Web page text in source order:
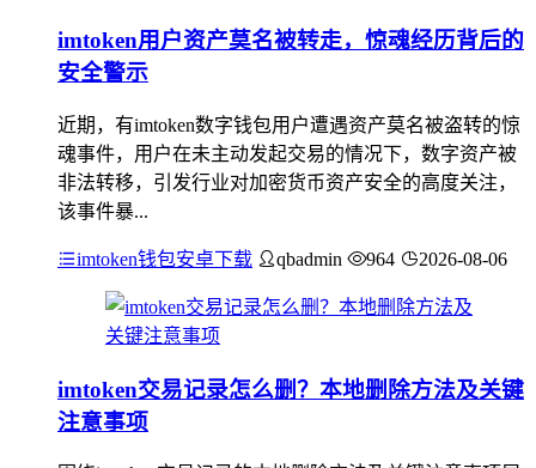
imtoken用户资产莫名被转走，惊魂经历背后的
安全警示
近期，有imtoken数字钱包用户遭遇资产莫名被盗转的惊
魂事件，用户在未主动发起交易的情况下，数字资产被
非法转移，引发行业对加密货币资产安全的高度关注，
该事件暴...
imtoken钱包安卓下载 qbadmin 964 2026-08-06
imtoken交易记录怎么删？本地删除方法及关键
注意事项